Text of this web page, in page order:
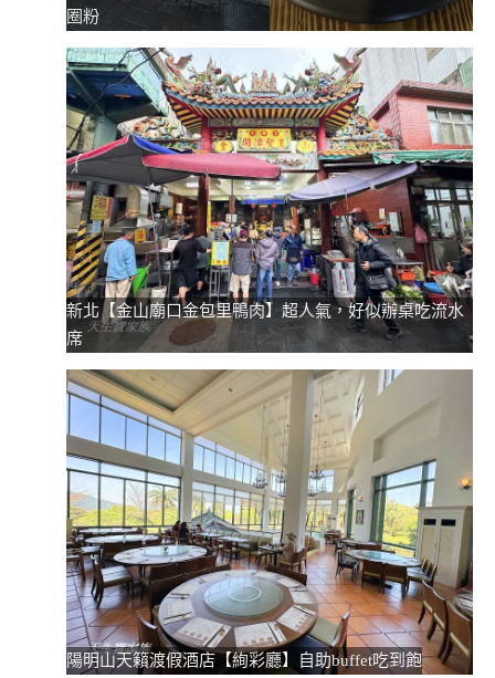
圈粉
新北【金山廟口金包里鴨肉】超人氣，好似辦桌吃流水
席
陽明山天籟渡假酒店【絢彩廳】自助buffet吃到飽